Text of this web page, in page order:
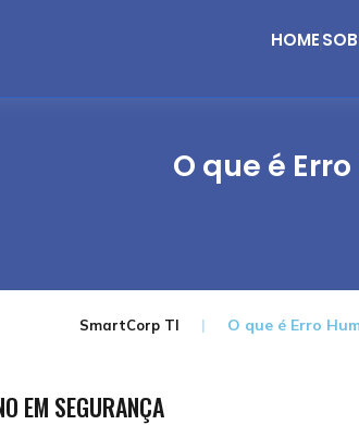
HOME
O que é
SmartCorp TI O que é Erro
EM SEGURANÇA